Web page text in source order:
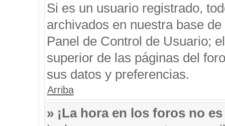
Si es un usuario registrado,
archivados en nuestra base
Panel de Control de Usuario;
superior de las páginas del
sus datos y preferencias.
Arriba
» ¡La hora en los foros no